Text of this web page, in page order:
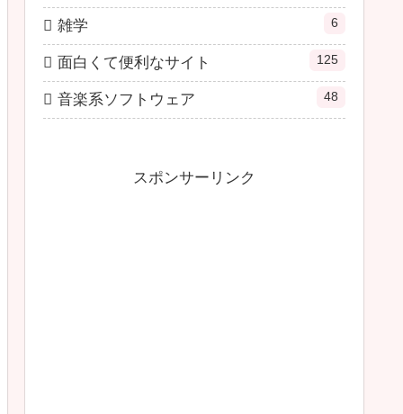
雑学 6
面白くて便利なサイト 125
音楽系ソフトウェア 48
スポンサーリンク